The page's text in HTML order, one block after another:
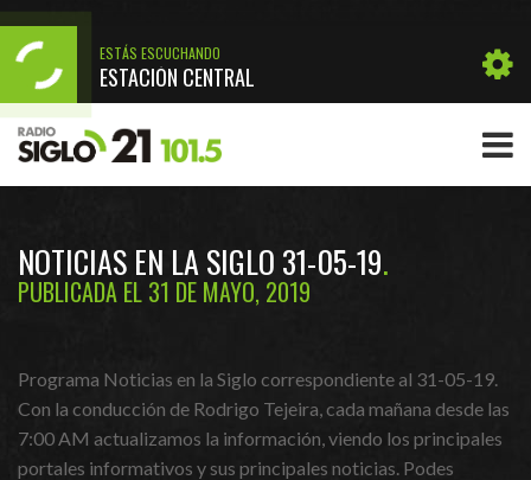
ESTÁS ESCUCHANDO
ESTACIÓN CENTRAL
NOTICIAS EN LA SIGLO 31-05-19
PUBLICADA EL 31 DE MAYO, 2019
Programa Noticias en la Siglo correspondiente al 31-05-19.
Con la conducción de Rodrigo Tejeira, cada mañana desde las
7:00 AM actualizamos la información, viendo los principales
portales informativos y sus principales noticias. Podes